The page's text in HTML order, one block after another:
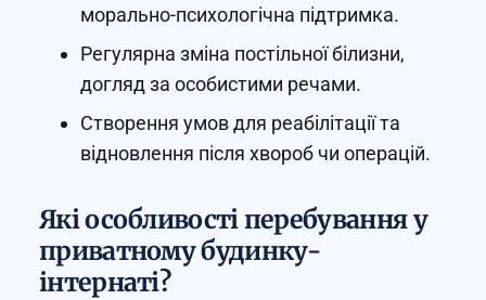
морально-психологічна підтримка.
Регулярна зміна постільної білизни,
догляд за особистими речами.
Створення умов для реабілітації та
відновлення після хвороб чи операцій.
Які особливості перебування у
приватному будинку-
інтернаті?